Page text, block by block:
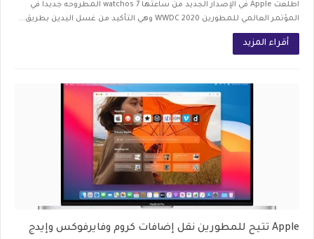
اطلعت Apple في الإصدار الجديد من ساعتها watchos 7 المطروحه جديدا في
المؤتمر العالمي للمطورين WWDC 2020 وهي التأكيد من غسل اليدين بطريق...
أقراء المزيد
ِApple تتيح للمطورين نقل إضافات كروم وفايرفوكس وإيدج